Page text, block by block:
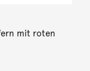
mit roten